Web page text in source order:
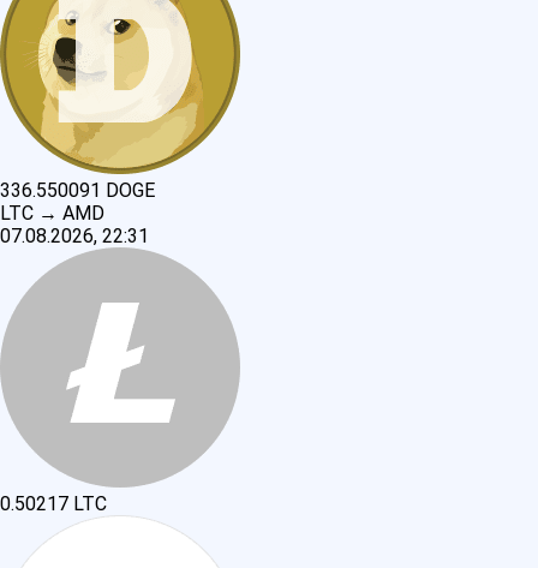
336.550091 DOGE
LTC → AMD
07.08.2026, 22:31
0.50217 LTC